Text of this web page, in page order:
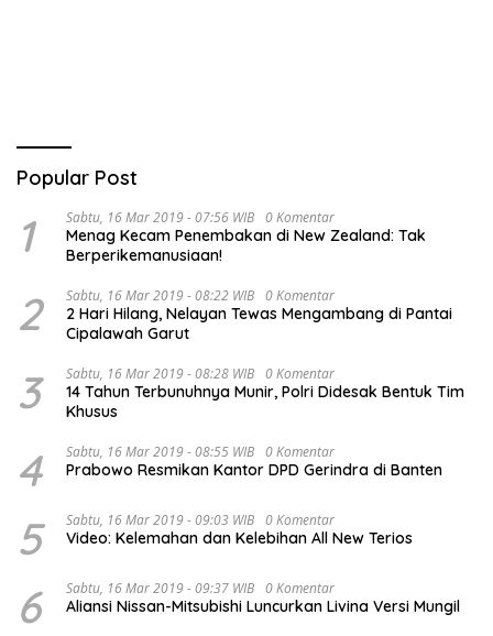
Popular Post
1 Sabtu, 16 Mar 2019 - 07:56 WIB 0 Komentar
Menag Kecam Penembakan di New Zealand: Tak
Berperikemanusiaan!
2 Sabtu, 16 Mar 2019 - 08:22 WIB 0 Komentar
2 Hari Hilang, Nelayan Tewas Mengambang di Pantai
Cipalawah Garut
3 Sabtu, 16 Mar 2019 - 08:28 WIB 0 Komentar
14 Tahun Terbunuhnya Munir, Polri Didesak Bentuk Tim
Khusus
4 Sabtu, 16 Mar 2019 - 08:55 WIB 0 Komentar
Prabowo Resmikan Kantor DPD Gerindra di Banten
5 Sabtu, 16 Mar 2019 - 09:03 WIB 0 Komentar
Video: Kelemahan dan Kelebihan All New Terios
6 Sabtu, 16 Mar 2019 - 09:37 WIB 0 Komentar
Aliansi Nissan-Mitsubishi Luncurkan Livina Versi Mungil